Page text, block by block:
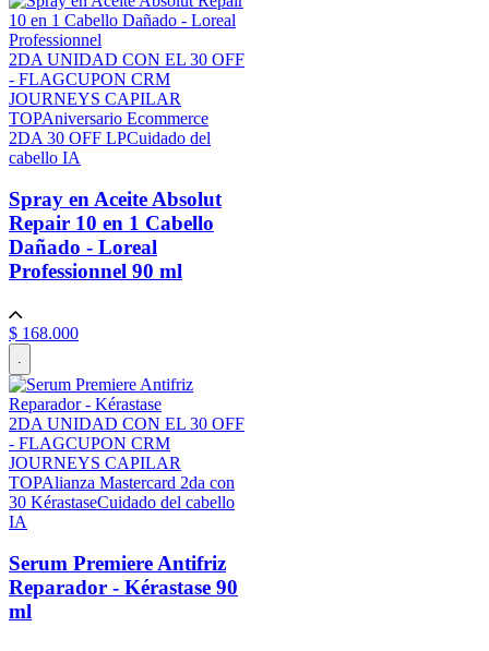
2DA UNIDAD CON EL 30 OFF
- FLAGCUPON CRM
JOURNEYS CAPILAR
TOPAniversario Ecommerce
2DA 30 OFF LPCuidado del
cabello IA
Spray en Aceite Absolut
Repair 10 en 1 Cabello
Dañado - Loreal
Professionnel 90 ml
$ 168.000
.
2DA UNIDAD CON EL 30 OFF
- FLAGCUPON CRM
JOURNEYS CAPILAR
TOPAlianza Mastercard 2da con
30 KérastaseCuidado del cabello
IA
Serum Premiere Antifriz
Reparador - Kérastase 90
ml